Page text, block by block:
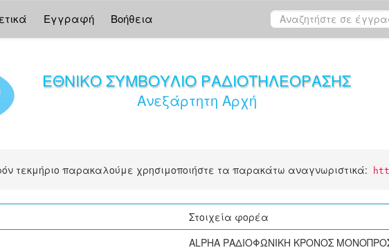
Εγγραφή Βοήθεια
ΕΘΝΙΚΟ ΣΥΜΒΟΥΛΙΟ ΡΑΔΙΟΤΗΛΕΟΡΑΣΗΣ
Ανεξάρτητη Αρχή
τεκμήριο παρακαλούμε χρησιμοποιήστε τα παρακάτω αναγνωριστικά:
Στοιχεία φορέα
ALPHA ΡΑΔΙΟΦΩΝΙΚΗ ΚΡΟΝΟΣ